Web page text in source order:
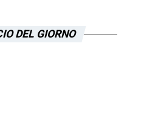
DEL GIORNO